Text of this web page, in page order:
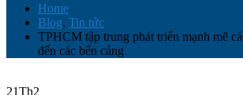
Home
Blog, Tin tức
TPHCM tập trung phát triển mạnh mẽ
đến các bến cảng
21Th2